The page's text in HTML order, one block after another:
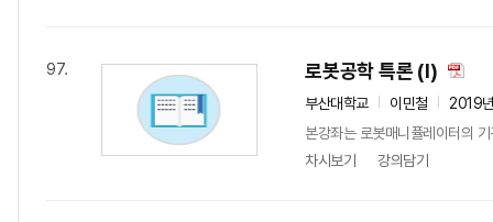
97. 로봇공학 특론 (I)
부산대학교 이민철
2019
본강좌는 로봇매니퓰레이터의
차시보기
강의담기